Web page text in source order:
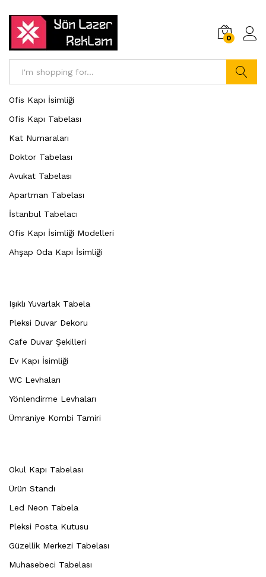
0
Ofis Kapı İsimliği
Ofis Kapı Tabelası
Kat Numaraları
Doktor Tabelası
Avukat Tabelası
Apartman Tabelası
İstanbul Tabelacı
Ofis Kapı İsimliği Modelleri
Ahşap Oda Kapı İsimliği
Işıklı Yuvarlak Tabela
Pleksi Duvar Dekoru
Cafe Duvar Şekilleri
Ev Kapı İsimliği
WC Levhaları
Yönlendirme Levhaları
Ümraniye Kombi Tamiri
Okul Kapı Tabelası
Ürün Standı
Led Neon Tabela
Pleksi Posta Kutusu
Güzellik Merkezi Tabelası
Muhasebeci Tabelası